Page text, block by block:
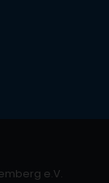
e.V.